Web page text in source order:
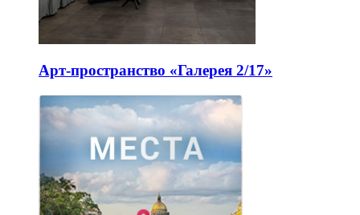
Арт-пространство «Галерея 2/17»